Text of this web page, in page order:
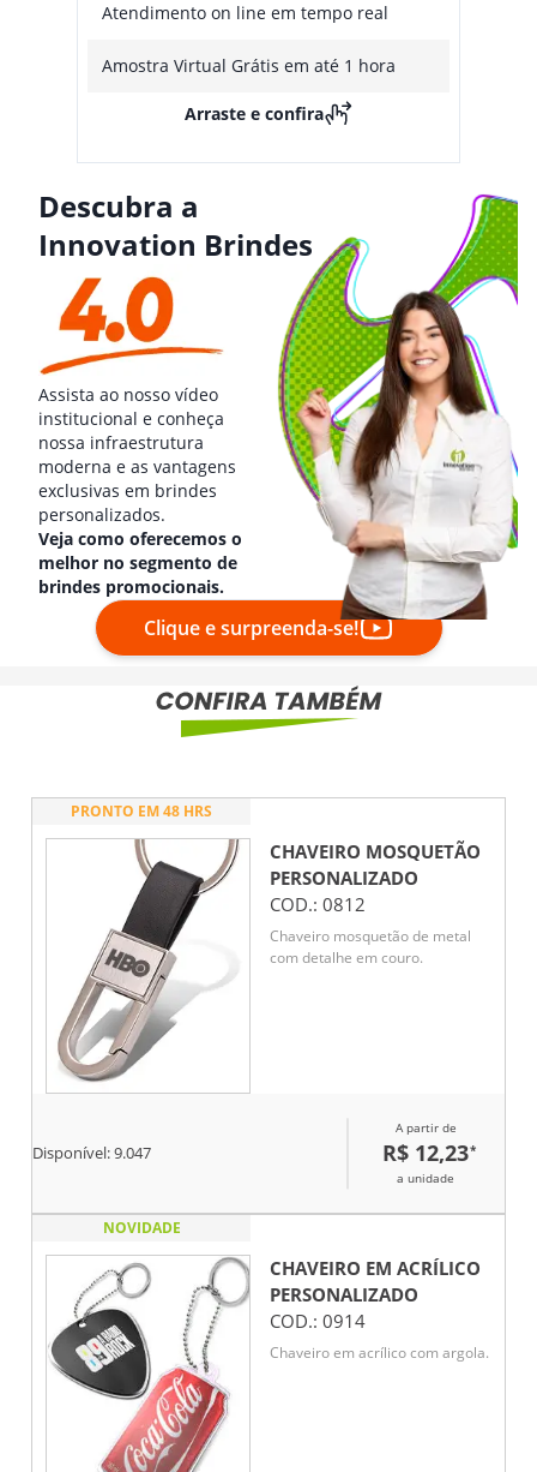
Atendimento on line em tempo real
Amostra Virtual Grátis em até 1 hora
Arraste e confira
Descubra a
Innovation Brindes
Assista ao nosso vídeo
institucional e conheça
nossa infraestrutura
moderna e as vantagens
exclusivas em brindes
personalizados.
Veja como oferecemos o
melhor no segmento de
brindes promocionais.
Clique e surpreenda-se!
PRONTO EM 48 HRS
CHAVEIRO MOSQUETÃO
PERSONALIZADO
COD.: 0812
Chaveiro mosquetão de metal
com detalhe em couro.
Disponível:9.047
A partir de
R$ 12,23*
a unidade
NOVIDADE
CHAVEIRO EM ACRÍLICO
PERSONALIZADO
COD.: 0914
Chaveiro em acrílico com argola.